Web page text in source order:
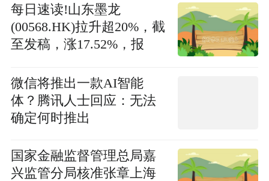
每日速读!山东墨龙
(00568.HK)拉升超20%，截
至发稿，涨17.52%，报
元
微信将推出一款AI智能
体？腾讯人士回应：无法
确定何时推出
国家金融监督管理总局嘉
兴监管分局核准张章上海